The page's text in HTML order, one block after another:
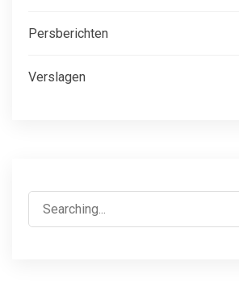
Persberichten
Verslagen
Search
for: